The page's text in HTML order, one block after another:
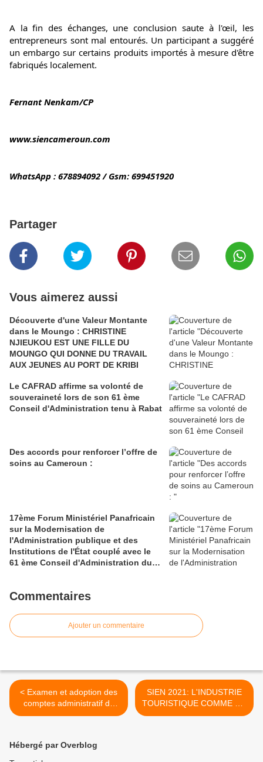
A la fin des échanges, une conclusion saute à l'œil, les
entrepreneurs sont mal entourés. Un participant a suggéré
un embargo sur certains produits importés à mesure d'être
fabriqués localement.
Fernant Nenkam/CP
www.siencameroun.com
WhatsApp : 678894092 / Gsm: 699451920
Partager
Vous aimerez aussi
Découverte d'une Valeur Montante
dans le Moungo : CHRISTINE
NJIEUKOU EST UNE FILLE DU
MOUNGO QUI DONNE DU TRAVAIL
AUX JEUNES AU PORT DE KRIBI
Le CAFRAD affirme sa volonté de
souveraineté lors de son 61 ème
Conseil d'Administration tenu à Rabat
Des accords pour renforcer l’offre de
soins au Cameroun :
17ème Forum Ministériel Panafricain
sur la Modernisation de
l'Administration publique et des
Institutions de l'État couplé avec le
61 ème Conseil d'Administration du
Commentaires
Ajouter un commentaire
< Examen et adoption des
comptes administratif du
Maire de #Melong et de
de l'exercice 2020
SIEN 2021: L'INDUSTRIE
TOURISTIQUE COMME UN
LEVIER DE
Hébergé par Overblog